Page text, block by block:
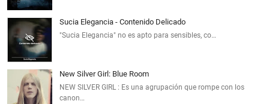
Sucia Elegancia - Contenido Delicado
"Sucia Elegancia" no es apto para sensibles, co…
New Silver Girl: Blue Room
NEW SILVER GIRL : Es una agrupación que rompe con los
canon…